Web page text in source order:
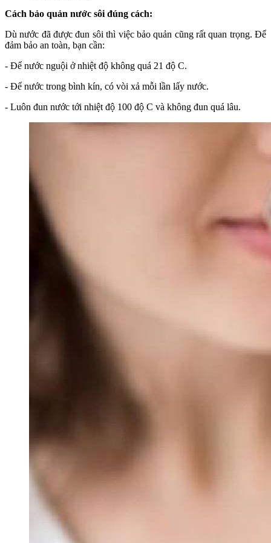
Cách bảo quản nước sôi đúng cách:
Dù nước đã được đun sôi thì việc bảo quản cũng rất quan trọng. Để
đảm bảo an toàn, bạn cần:
- Để nước nguội ở nhiệt độ không quá 21 độ C.
- Để nước trong bình kín, có vòi xả mỗi lần lấy nước.
- Luôn đun nước tới nhiệt độ 100 độ C và không đun quá lâu.